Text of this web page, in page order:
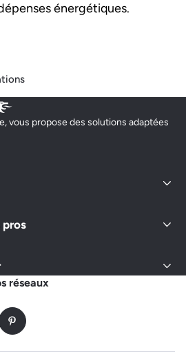
énergétiques.
vous propose des solutions adaptées
pros
réseaux
Pinterest